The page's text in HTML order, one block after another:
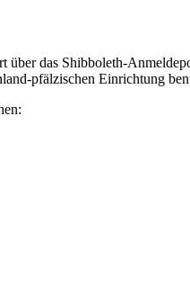
über das Shibboleth-
pfälzischen Einrichtung